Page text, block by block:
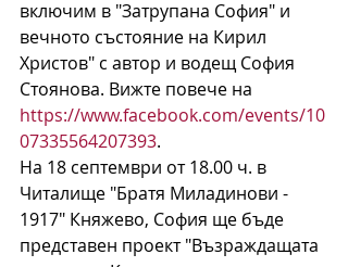
включим в "Затрупана София" и
вечното състояние на Кирил
Христов" с автор и водещ София
Стоянова. Вижте повече на
https://www.facebook.com/events/10
07335564207393.
На 18 септември от 18.00 ч. в
Читалище "Братя Миладинови -
1917" Княжево, София ще бъде
представен проект "Възраждащата